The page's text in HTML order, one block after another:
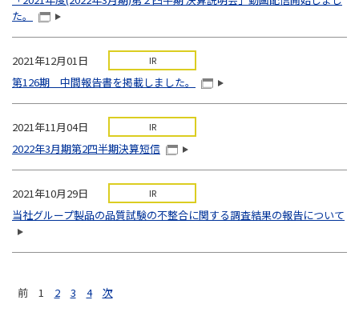
た。
2021年12月01日 IR
第126期 中間報告書を掲載しました。
2021年11月04日 IR
2022年3月期第2四半期決算短信
2021年10月29日 IR
当社グループ製品の品質試験の不整合に関する調査結果の報告について
前 1 2 3 4 次